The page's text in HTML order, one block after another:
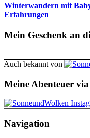
Winterwandern mit
Erfahrungen
Mein Geschenk an
Auch bekannt von
Meine Abenteuer
Navigation